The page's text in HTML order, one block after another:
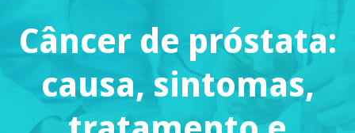
Câncer de próstata:
causa, sintomas,